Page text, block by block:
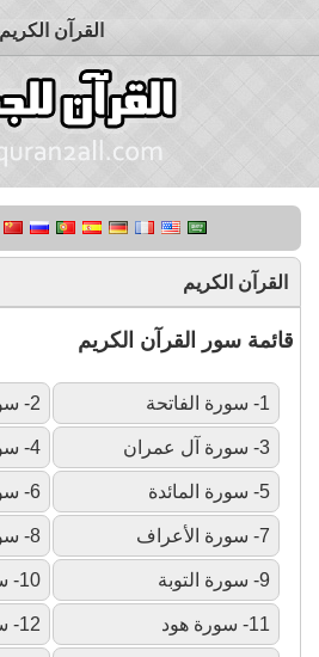
القرآن الكريم
القرآن الكريم
قائمة سور القرآن الكريم
1- سورة الفاتحة 2- سورة البقرة
3- سورة آل عمران 4- سورة النساء
5- سورة المائدة 6- سورة الأنعام
7- سورة الأعراف 8- سورة الأنفال
9- سورة التوبة 10- سورة يونس
11- سورة هود 12- سورة يوسف